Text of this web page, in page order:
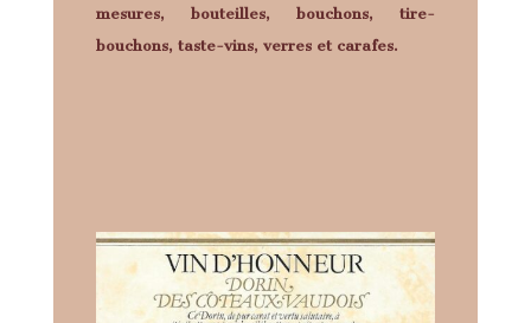
mesures, bouteilles, bouchons, tire-
bouchons, taste-vins, verres et carafes.